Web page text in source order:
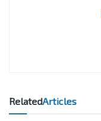
RelatedArticles